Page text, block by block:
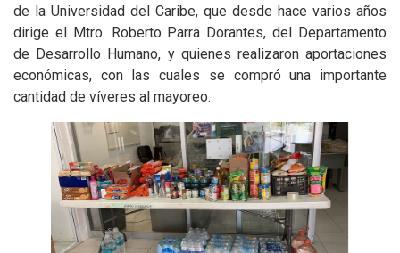
de la Universidad del Caribe, que desde hace varios años
dirige el Mtro. Roberto Parra Dorantes, del Departamento
de Desarrollo Humano, y quienes realizaron aportaciones
económicas, con las cuales se compró una importante
cantidad de víveres al mayoreo.